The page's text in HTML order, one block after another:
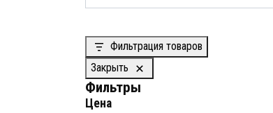
Фильтрация товаров
Закрыть
Фильтры
Цена